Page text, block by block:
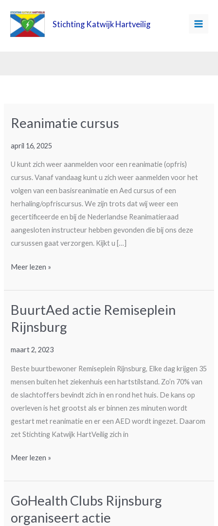
naar
Stichting Katwijk Hartveilig
Nieuws
Reanimatie cursus
april 16, 2025
U kunt zich weer aanmelden voor een reanimatie (opfris)
cursus. Vanaf vandaag kunt u zich weer aanmelden voor het
volgen van een basisreanimatie en Aed cursus of een
herhaling/opfriscursus. We zijn trots dat wij weer een
gecertificeerde en bij de Nederlandse Reanimatieraad
aangesloten instructeur hebben gevonden die bij ons deze
cursussen gaat verzorgen. Kijkt u […]
Reanimatie
Meer lezen »
BuurtAed actie Remiseplein
Rijnsburg
maart 2, 2023
Beste buurtbewoner Remiseplein Rijnsburg, Elke dag krijgen 35
mensen buiten het ziekenhuis een hartstilstand. Zo’n 70% van
de slachtoffers bevindt zich in en rond het huis. De kans op
overleven is het grootst als er binnen zes minuten wordt
gestart met reanimatie en er een AED wordt ingezet. Daarom
zet Stichting Katwijk HartVeilig zich in
BuurtAed
Remiseplein
Rijnsburg
Meer lezen »
GoHealth Clubs Rijnsburg
organiseert actie